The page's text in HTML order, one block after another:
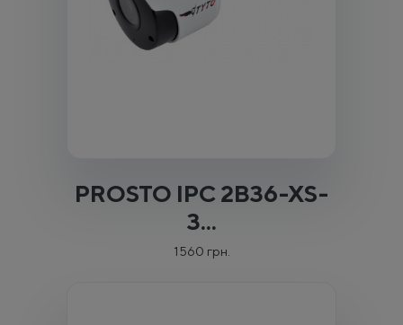
PROSTO IPC 2B36-XS-
3...
1560 грн.